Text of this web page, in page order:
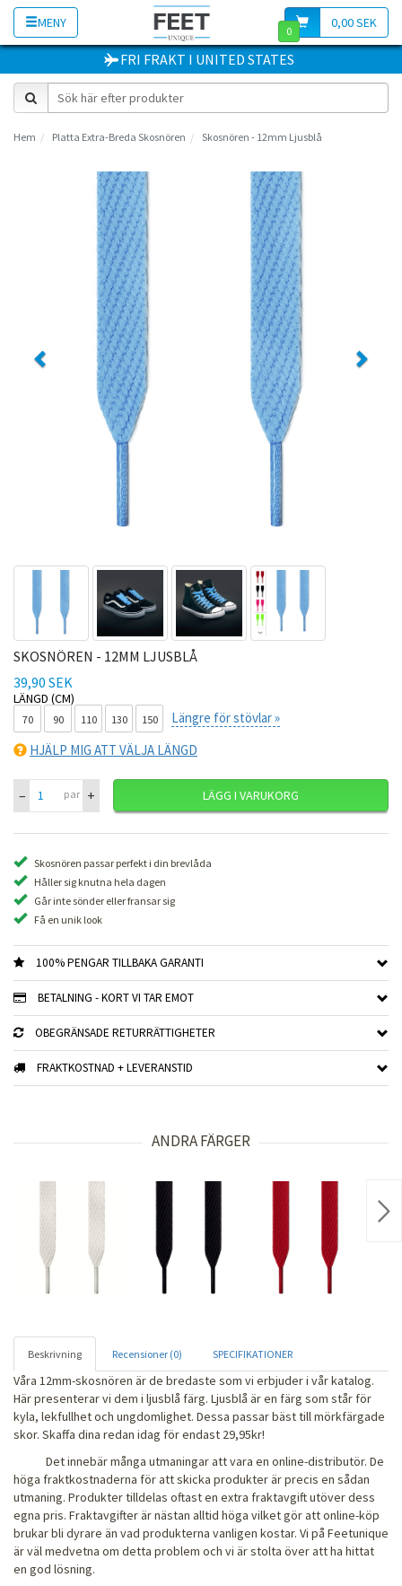
MENY 0,00 SEK
0
FRI FRAKT I UNITED STATES
Hem Platta Extra-Breda Skosnören Skosnören - 12mm Ljusblå
Previous
SKOSNÖREN - 12MM LJUSBLÅ
39,90 SEK
LÄNGD (CM)
70 90 110 130 150
Längre för stövlar »
HJÄLP MIG ATT VÄLJA LÄNGD
– par + LÄGG I VARUKORG
Skosnören passar perfekt i din brevlåda
Håller sig knutna hela dagen
Går inte sönder eller fransar sig
Få en unik look
100% PENGAR TILLBAKA GARANTI
BETALNING - KORT VI TAR EMOT
OBEGRÄNSADE RETURRÄTTIGHETER
FRAKTKOSTNAD + LEVERANSTID
ANDRA FÄRGER
Beskrivning Recensioner (0) SPECIFIKATIONER
Våra 12mm-skosnören är de bredaste som vi erbjuder i vår katalog.
Här presenterar vi dem i ljusblå färg. Ljusblå är en färg som står för
kyla, lekfullhet och ungdomlighet. Dessa passar bäst till mörkfärgade
skor. Skaffa dina redan idag för endast 29,95kr!
Det innebär många utmaningar att vara en online-distributör. De
höga fraktkostnaderna för att skicka produkter är precis en sådan
utmaning. Produkter tilldelas oftast en extra fraktavgift utöver dess
egna pris. Fraktavgifter är nästan alltid höga vilket gör att online-köp
brukar bli dyrare än vad produkterna vanligen kostar. Vi på Feetunique
är väl medvetna om detta problem och vi är stolta över att ha hittat
en god lösning.